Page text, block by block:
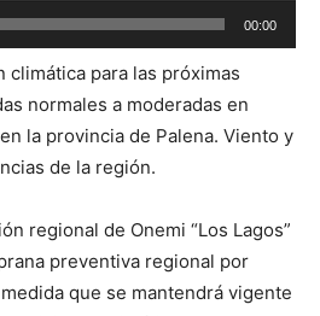
00:00
climática para las próximas
normales a moderadas en
la provincia de Palena. Viento y
de la región.
regional de Onemi “Los Lagos”
preventiva regional por
que se mantendrá vigente